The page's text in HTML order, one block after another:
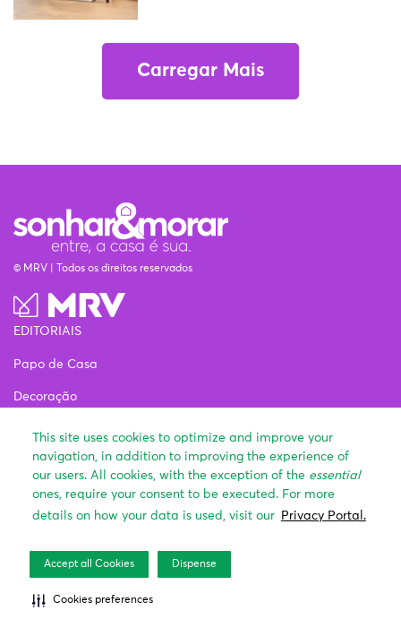
This site uses cookies to optimize and improve your
navigation, in addition to improving the experience of
our users. All cookies, with the exception of the essential
ones, require your consent to be executed. For more
details on how your data is used, visit our
Privacy Portal.
Accept all Cookies Dispense
Cookies preferences
Carregar Mais
© MRV | Todos os direitos reservados
EDITORIAIS
Papo de Casa
Decoração
Estilo de vida
Comprando um Apê
Onde Morar
INSTITUCIONAL
Sobre o Sonhar&Morar